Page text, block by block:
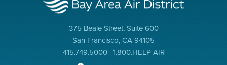
375 Beale Street, Suite 600
San Francisco, CA 94105
415.749.5000 | 1.800.HELP AIR